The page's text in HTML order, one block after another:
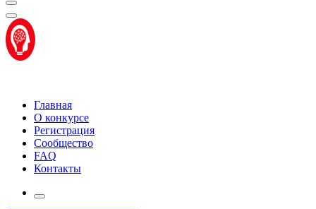
Главная
О конкурсе
Регистрация
Сообщество
FAQ
Контакты